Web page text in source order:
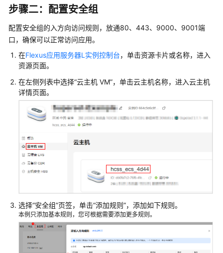
客
使
EspoCRM
搭
建
内
容
管
统
搭
开
发
环
境
搭
步骤二：配置安全组
配置安全组的入方向访问规则，放通80、443、9000、9001端
口，确保可以正常访问应用。
在Flexus应用服务器L实例控制台，单击资源卡片或名称，进入
资源页面。
在左侧列表中选择“云主机 VM”，单击云主机名称，进入云主机
详情页面。
选择“安全组”页签，单击“添加规则”，添加如下规则。
本例只添加基本规则，您可根据需要添加更多规则。